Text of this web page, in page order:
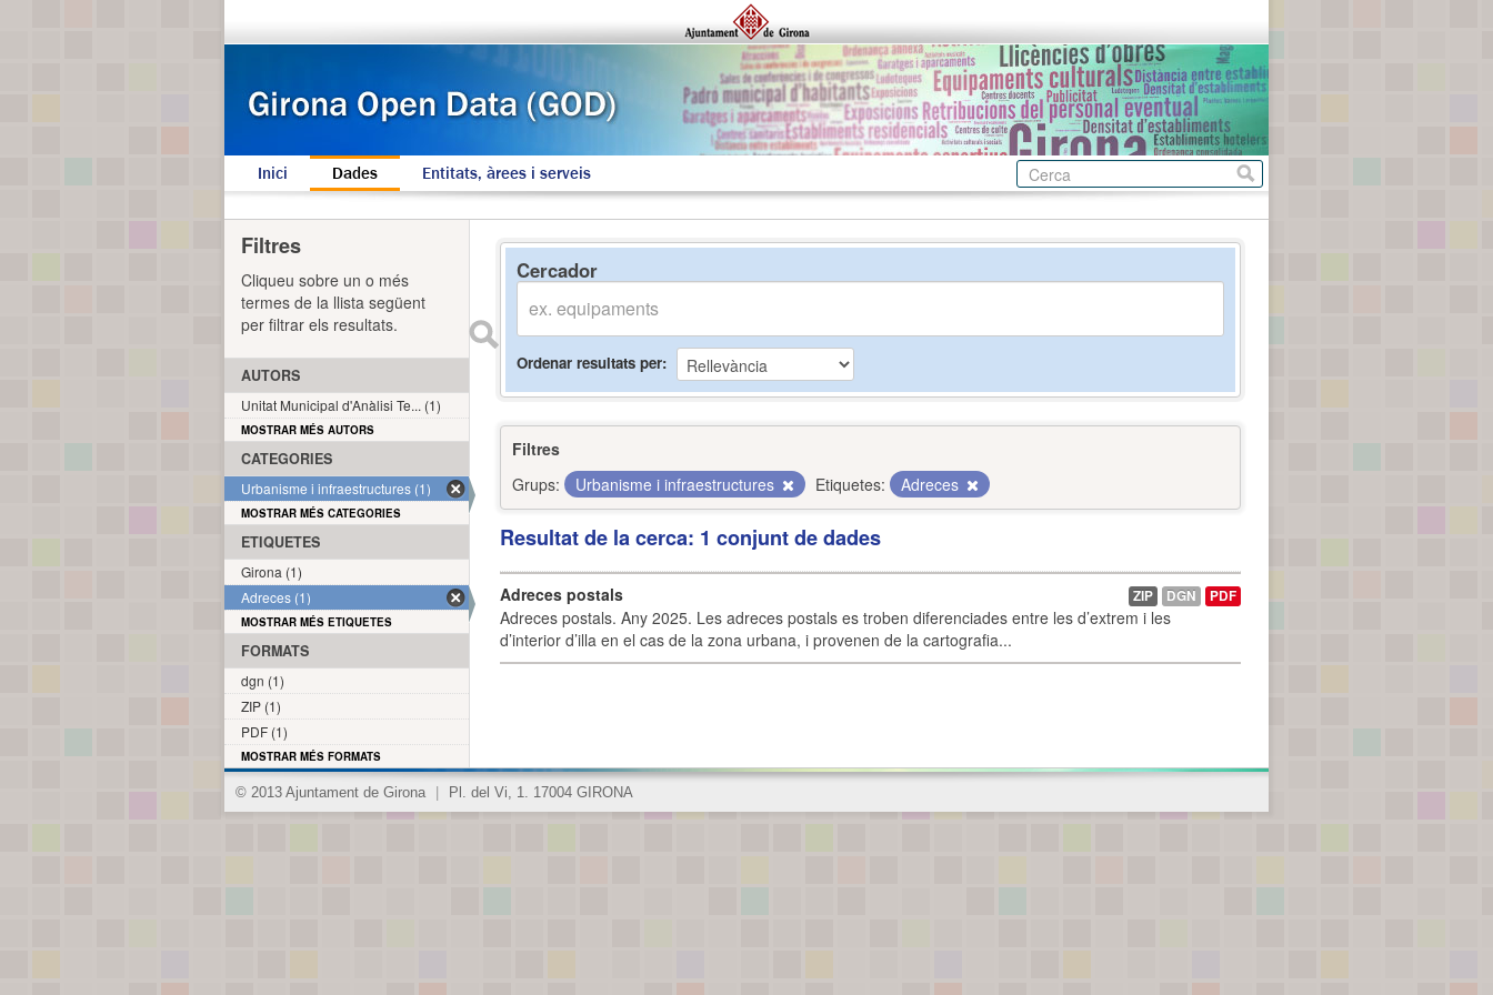
Inici Dades Entitats, àrees i serveis
Cercador
Ordenar resultats per
Filtres
Grups:
Urbanisme i infraestructures Etiquetes: Adreces
Resultat de la cerca: 1 conjunt de dades
Adreces postals
Adreces postals. Any 2025. Les adreces postals es troben diferenciades entre les d’extrem i les
d’interior d’illa en el cas de la zona urbana, i provenen de la cartografia...
ZIP DGN PDF
Filtres
Cliqueu sobre un o més
termes de la llista següent
per filtrar els resultats.
AUTORS
Unitat Municipal d'Anàlisi Te... (1)
MOSTRAR MÉS AUTORS
CATEGORIES
Urbanisme i infraestructures (1)
MOSTRAR MÉS CATEGORIES
ETIQUETES
Girona (1)
Adreces (1)
MOSTRAR MÉS ETIQUETES
FORMATS
dgn (1)
ZIP (1)
PDF (1)
MOSTRAR MÉS FORMATS
© 2013 Ajuntament de Girona Pl. del Vi, 1. 17004 GIRONA